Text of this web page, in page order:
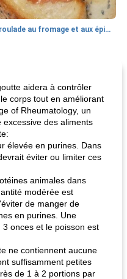
roulade au fromage et aux épinards
méga's jopp joes
aidera à contrôler
corps tout en améliorant
of Rheumatology, un
des aliments
élevée en purines. Dans
éviter ou limiter ces
animales dans
modérée est
de manger de
en purines. Une
onces et le poisson est
ne contiennent aucune
suffisamment petites
de 1 à 2 portions par